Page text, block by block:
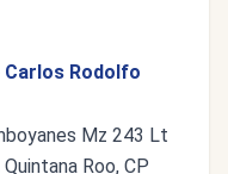
Carlos Rodolfo
Mz 243 Lt
Roo, CP